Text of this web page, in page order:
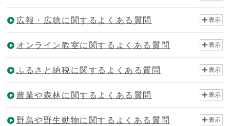
広報・広聴に関するよくある質問 表示
オンライン教室に関するよくある質問 表示
ふるさと納税に関するよくある質問 表示
農業や森林に関するよくある質問 表示
野鳥や野生動物に関するよくある質問 表示